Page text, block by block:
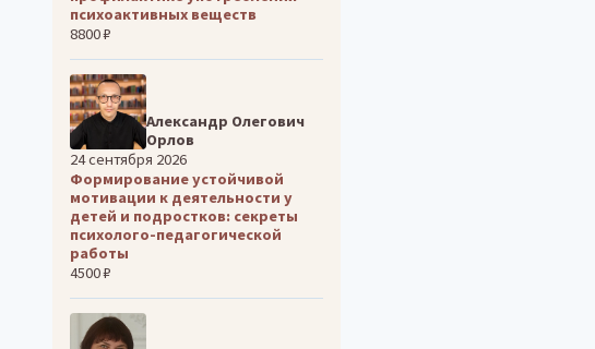
психоактивных веществ
8800 ₽
Александр Олегович
Орлов
24 сентября 2026
Формирование устойчивой
мотивации к деятельности у
детей и подростков: секреты
психолого-педагогической
работы
4500 ₽